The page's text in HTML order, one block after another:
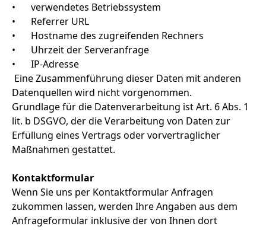
•
verwendetes Betriebssystem
•
Referrer URL
•
Hostname des zugreifenden Rechners
•
Uhrzeit der Serveranfrage
•
IP-Adresse
Eine Zusammenführung dieser Daten mit anderen
Datenquellen wird nicht vorgenommen.
Grundlage für die Datenverarbeitung ist Art. 6 Abs. 1
lit. b DSGVO, der die Verarbeitung von Daten zur
Erfüllung eines Vertrags oder vorvertraglicher
Maßnahmen gestattet.
Kontaktformular
Wenn Sie uns per Kontaktformular Anfragen
zukommen lassen, werden Ihre Angaben aus dem
Anfrageformular inklusive der von Ihnen dort